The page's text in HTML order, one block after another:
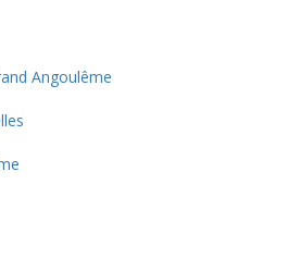
Angoulême